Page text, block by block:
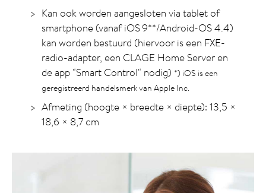
Kan ook worden aangesloten via tablet of
smartphone (vanaf iOS 9**/Android-OS 4.4)
kan worden bestuurd (hiervoor is een FXE-
radio-adapter, een CLAGE Home Server en
de app "Smart Control" nodig) *) iOS is een
geregistreerd handelsmerk van Apple Inc.
Afmeting (hoogte × breedte × diepte): 13,5 ×
18,6 × 8,7 cm